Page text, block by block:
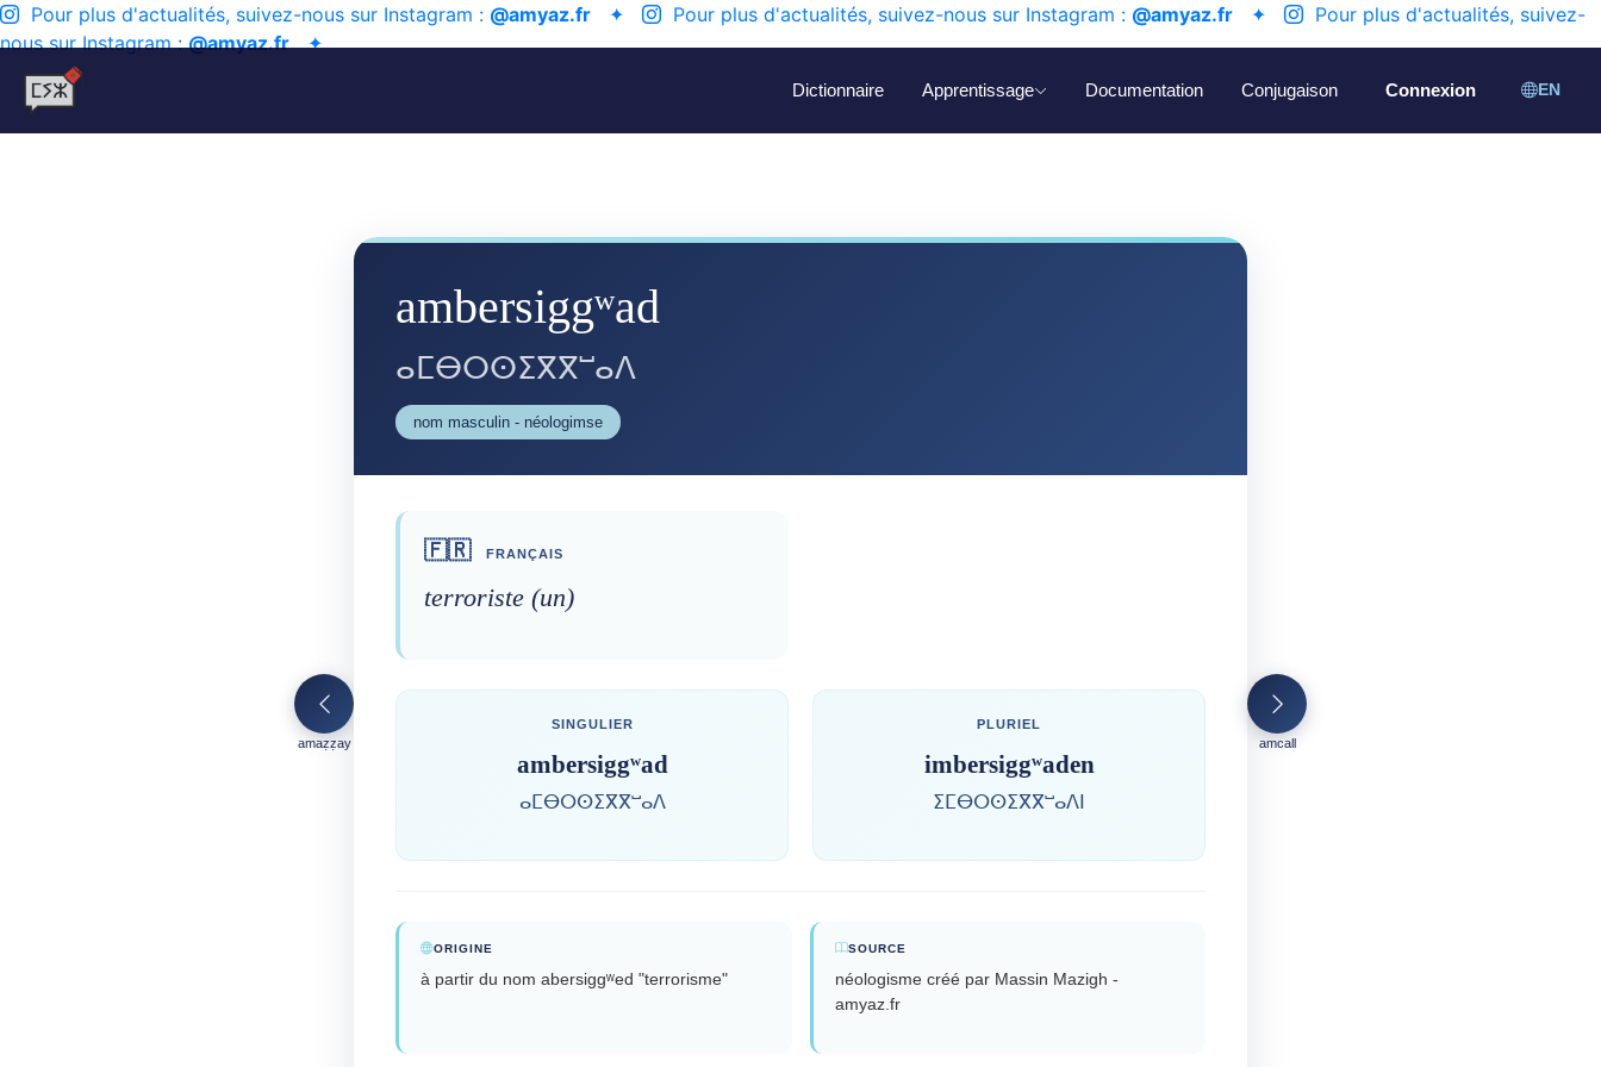
Pour plus d'actualités, suivez-nous sur Instagram : @amyaz.fr ✦ Pour plus d'actualités, suivez-nous sur Instagram : @amyaz.fr ✦
Pour plus d'actualités, suivez-
nous sur Instagram :@amyaz.fr✦
Dictionnaire Apprentissage Documentation Conjugaison Connexion EN
amaẓẓay
ambersiggʷad
ⴰⵎⴱⵔⵙⵉⴳⴳⵯⴰⴷ
nom masculin - néologimse
🇫🇷 FRANÇAIS
terroriste (un)
SINGULIER
ambersiggʷad
ⴰⵎⴱⵔⵙⵉⴳⴳⵯⴰⴷ
PLURIEL
imbersiggʷaden
ⵉⵎⴱⵔⵙⵉⴳⴳⵯⴰⴷⵏ
ORIGINE
à partir du nom abersiggʷed "terrorisme"
SOURCE
néologisme créé par Massin Mazigh -
amyaz.fr
amcall